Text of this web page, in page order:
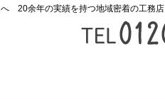
20余年の実績を持つ地域密着の工務店